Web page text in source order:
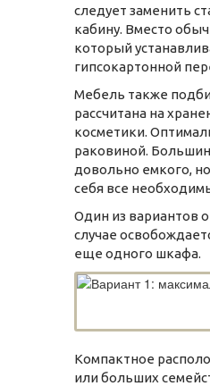
следует заменить
кабину. Вместо
который
гипсокартонной
Мебель также
рассчитана на
косметики.
раковиной.
довольно емкого,
себя все
Один из вариантов
случае
еще одного шкафа.
Компактное
или больших